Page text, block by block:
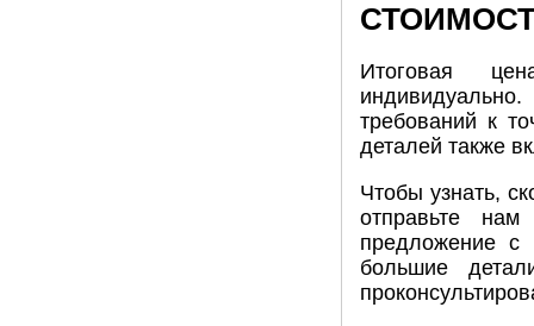
Итоговая
требований к
деталей также
Чтобы узнать,
отправьте
предложение с
большие